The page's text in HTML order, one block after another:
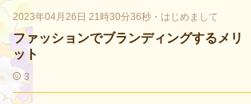
2023年04月26日 21時30分36秒 ・ はじめまして
ファッションでブランディングするメリ
ット
3